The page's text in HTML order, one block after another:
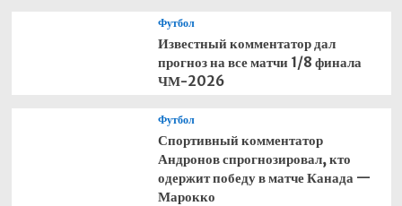
Футбол
Известный комментатор дал
прогноз на все матчи 1/8 финала
ЧМ-2026
Футбол
Спортивный комментатор
Андронов спрогнозировал, кто
одержит победу в матче Канада —
Марокко